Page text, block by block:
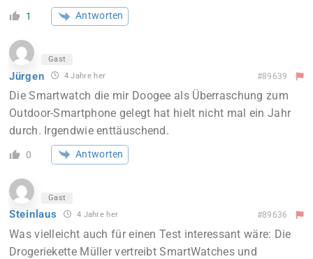
1 Antworten
Gast
Jürgen 4 Jahre her #89639
Die Smartwatch die mir Doogee als Überraschung zum
Outdoor-Smartphone gelegt hat hielt nicht mal ein Jahr
durch. Irgendwie enttäuschend.
0 Antworten
Gast
Steinlaus 4 Jahre her #89636
Was vielleicht auch für einen Test interessant wäre: Die
Drogeriekette Müller vertreibt SmartWatches und